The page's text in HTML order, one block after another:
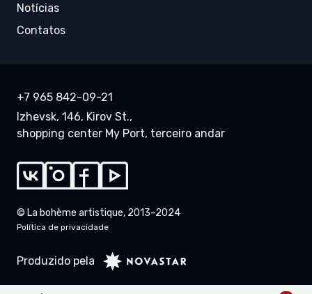
Notícias
Contatos
+7 965 842-09-21
Izhevsk, 146, Kirov St.,
shopping center My Port, terceiro andar
© La bohème artistique, 2013–2024
Política de privacidade
Produzido pela